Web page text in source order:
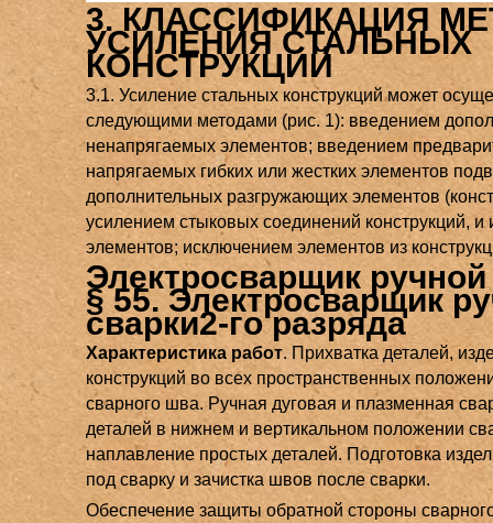
3. КЛАССИФИКАЦИЯ
УСИЛЕНИЯ СТАЛЬНЫХ
КОНСТРУКЦИЙ
3.1. Усиление стальных конструкций может
следующими методами (рис. 1): введением
ненапрягаемых элементов; введением
напрягаемых гибких или жестких элементов
дополнительных разгружающих элементов
усилением стыковых соединений конструкций, и
элементов; исключением элементов из
Электросварщик ручной
§ 55. Электросварщик
сварки2-го разряда
Характеристика работ. Прихватка деталей,
конструкций во всех пространственных
сварного шва. Ручная дуговая и плазменная
деталей в нижнем и вертикальном положении
наплавление простых деталей. Подготовка
под сварку и зачистка швов после сварки.
Обеспечение защиты обратной стороны